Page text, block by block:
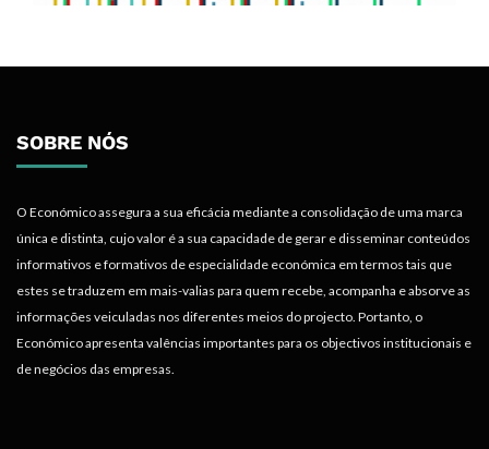
SOBRE NÓS
O Económico assegura a sua eficácia mediante a consolidação de uma marca
única e distinta, cujo valor é a sua capacidade de gerar e disseminar conteúdos
informativos e formativos de especialidade económica em termos tais que
estes se traduzem em mais-valias para quem recebe, acompanha e absorve as
informações veiculadas nos diferentes meios do projecto. Portanto, o
Económico apresenta valências importantes para os objectivos institucionais e
de negócios das empresas.